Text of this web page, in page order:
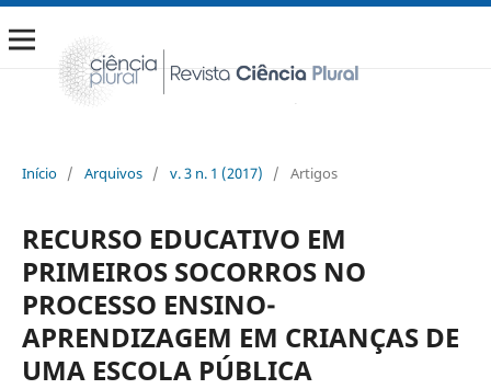
Início / Arquivos / v. 3 n. 1 (2017) / Artigos
RECURSO EDUCATIVO EM
PRIMEIROS SOCORROS NO
PROCESSO ENSINO-
APRENDIZAGEM EM CRIANÇAS DE
UMA ESCOLA PÚBLICA